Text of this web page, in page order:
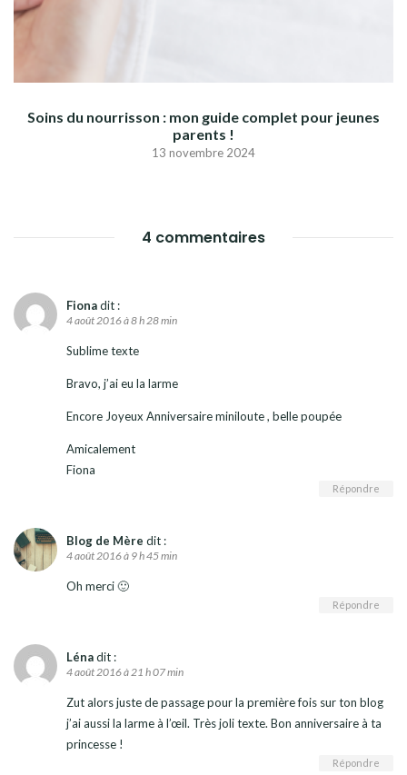
Soins du nourrisson : mon guide complet pour jeunes
parents !
13 novembre 2024
4 commentaires
Fionadit :
4 août 2016 à 8 h 28 min
Sublime texte
Bravo, j’ai eu la larme
Encore Joyeux Anniversaire miniloute , belle poupée
Amicalement
Fiona
Répondre
Blog de Mère dit :
4 août 2016 à 9 h 45 min
Oh merci 🙂
Répondre
Lénadit :
4 août 2016 à 21 h 07 min
Zut alors juste de passage pour la première fois sur ton blog
j’ai aussi la larme à l’œil. Très joli texte. Bon anniversaire à ta
princesse !
Répondre